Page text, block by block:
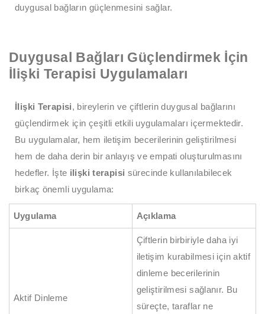
duygusal bağların güçlenmesini sağlar.
Duygusal Bağları Güçlendirmek İçin
İlişki Terapisi Uygulamaları
İlişki Terapisi, bireylerin ve çiftlerin duygusal bağlarını
güçlendirmek için çeşitli etkili uygulamaları içermektedir.
Bu uygulamalar, hem iletişim becerilerinin geliştirilmesi
hem de daha derin bir anlayış ve empati oluşturulmasını
hedefler. İşte ilişki terapisi sürecinde kullanılabilecek
birkaç önemli uygulama:
Uygulama Açıklama
Aktif Dinleme
Çiftlerin birbiriyle daha iyi
iletişim kurabilmesi için aktif
dinleme becerilerinin
geliştirilmesi sağlanır. Bu
süreçte, taraflar ne